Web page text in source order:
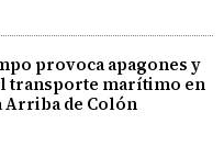
provoca apagones y
transporte marítimo en
Arriba de Colón